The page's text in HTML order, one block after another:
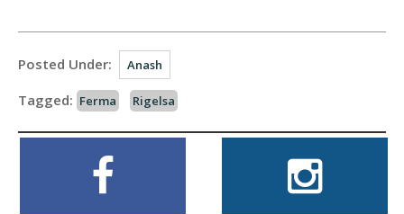
Posted Under: Anash
Tagged: Ferma Rigelsa